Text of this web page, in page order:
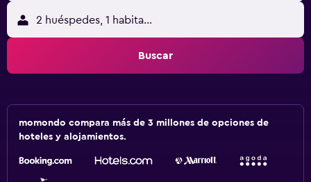
2 huéspedes, 1 habitación
Buscar
momondo compara más de 3 millones de opciones de
hoteles y alojamientos.